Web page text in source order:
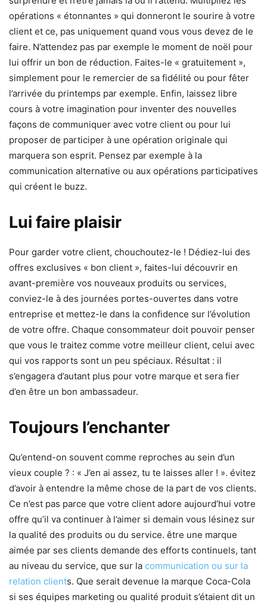
opérations « étonnantes » qui donneront le sourire à votre
client et ce, pas uniquement quand vous vous devez de le
faire. N’attendez pas par exemple le moment de noël pour
lui offrir un bon de réduction. Faites-le « gratuitement »,
simplement pour le remercier de sa fidélité ou pour fêter
l’arrivée du printemps par exemple. Enfin, laissez libre
cours à votre imagination pour inventer des nouvelles
façons de communiquer avec votre client ou pour lui
proposer de participer à une opération originale qui
marquera son esprit. Pensez par exemple à la
communication alternative ou aux opérations participatives
qui créent le buzz.
Lui faire plaisir
Pour garder votre client, chouchoutez-le ! Dédiez-lui des
offres exclusives « bon client », faites-lui découvrir en
avant-première vos nouveaux produits ou services,
conviez-le à des journées portes-ouvertes dans votre
entreprise et mettez-le dans la confidence sur l’évolution
de votre offre. Chaque consommateur doit pouvoir penser
que vous le traitez comme votre meilleur client, celui avec
qui vos rapports sont un peu spéciaux. Résultat : il
s’engagera d’autant plus pour votre marque et sera fier
d’en être un bon ambassadeur.
Toujours l’enchanter
Qu’entend-on souvent comme reproches au sein d’un
vieux couple ? : « J’en ai assez, tu te laisses aller ! ». évitez
d’avoir à entendre la même chose de la part de vos clients.
Ce n’est pas parce que votre client adore aujourd’hui votre
offre qu’il va continuer à l’aimer si demain vous lésinez sur
la qualité des produits ou du service. être une marque
aimée par ses clients demande des efforts continuels, tant
au niveau du service, que sur la communication ou sur la
relation clients. Que serait devenue la marque Coca-Cola
si ses équipes marketing ou qualité produit s’étaient dit un